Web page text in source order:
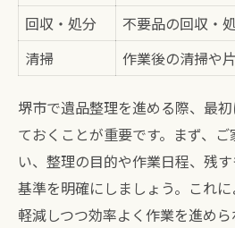
思い出を大切にできる堺市
思い出を残す堺市の
形見分けや供養の進め
故人の大切な品を守る
遺族の想いに寄り添
堺市で人気の遺品整
無理なく進めるための遺
回収・処分
不要品の回収・
清掃
作業後の清掃や
堺市で遺品整理を進める際、最
ておくことが重要です。まず、
い、整理の目的や作業日程、残
基準を明確にしましょう。これ
軽減しつつ効率よく作業を進めら